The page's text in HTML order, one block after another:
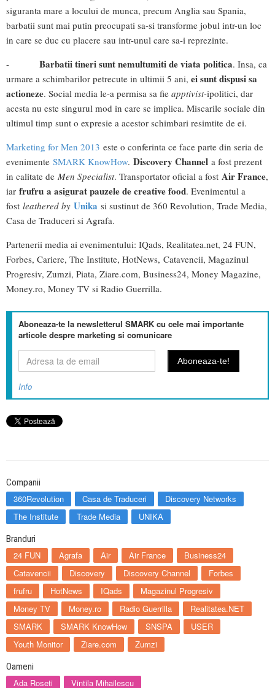
siguranta mare a locului de munca, precum Anglia sau Spania,
barbatii sunt mai putin preocupati sa-si transforme jobul intr-un loc
in care se duc cu placere sau intr-unul care sa-i reprezinte.
- Barbatii tineri sunt nemultumiti de viata politica. Insa, ca
urmare a schimbarilor petrecute in ultimii 5 ani, ei sunt dispusi sa
actioneze. Social media le-a permisa sa fie apptivist-ipolitici, dar
acesta nu este singurul mod in care se implica. Miscarile sociale din
ultimul timp sunt o expresie a acestor schimbari resimtite de ei.
Marketing for Men 2013 este o conferinta ce face parte din seria de
evenimente SMARK KnowHow. Discovery Channel a fost prezent
in calitate de Men Specialist. Transportator oficial a fost Air France,
iar frufru a asigurat pauzele de creative food. Evenimentul a
fost leathered by Unika si sustinut de 360 Revolution, Trade Media,
Casa de Traduceri si Agrafa.
Partenerii media ai evenimentului: IQads, Realitatea.net, 24 FUN,
Forbes, Cariere, The Institute, HotNews, Catavencii, Magazinul
Progresiv, Zumzi, Piata, Ziare.com, Business24, Money Magazine,
Money.ro, Money TV si Radio Guerrilla.
Aboneaza-te la newsletterul SMARK cu cele mai importante
articole despre marketing si comunicare
Info
Companii
360Revolution Casa de Traduceri
Discovery Networks
The Institute
Trade Media UNIKA
Branduri
24 FUN Agrafa Air Air France
Business24
Catavencii
Discovery Discovery Channel
Forbes
frufru
HotNews IQads
Magazinul Progresiv
Money TV
Money.ro Radio Guerrilla
Realitatea.NET
SMARK
SMARK KnowHow SNSPA
USER
Youth Monitor
Ziare.com Zumzi
Oameni
Ada Roseti Vintila Mihailescu